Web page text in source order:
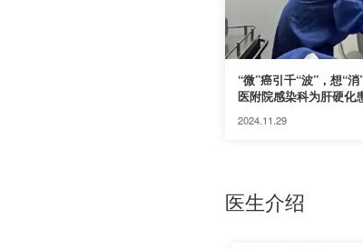
“微”癌引千“波”，想“
医附院感染科为肝硬化
2024.11.29
医生介绍